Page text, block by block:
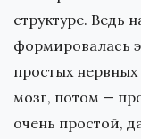
структуре. Ведь
формировалась
простых
мозг, потом —
очень простой,